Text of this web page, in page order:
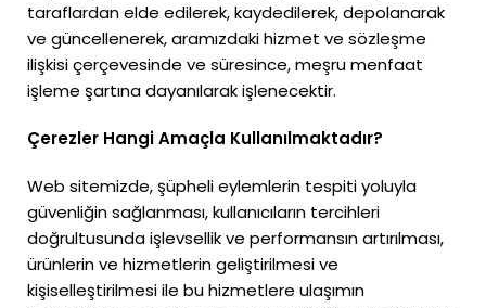
taraflardan elde edilerek, kaydedilerek, depolanarak
ve güncellenerek, aramızdaki hizmet ve sözleşme
ilişkisi çerçevesinde ve süresince, meşru menfaat
işleme şartına dayanılarak işlenecektir.
Çerezler Hangi Amaçla Kullanılmaktadır?
Web sitemizde, şüpheli eylemlerin tespiti yoluyla
güvenliğin sağlanması, kullanıcıların tercihleri
doğrultusunda işlevsellik ve performansın artırılması,
ürünlerin ve hizmetlerin geliştirilmesi ve
kişiselleştirilmesi ile bu hizmetlere ulaşımın